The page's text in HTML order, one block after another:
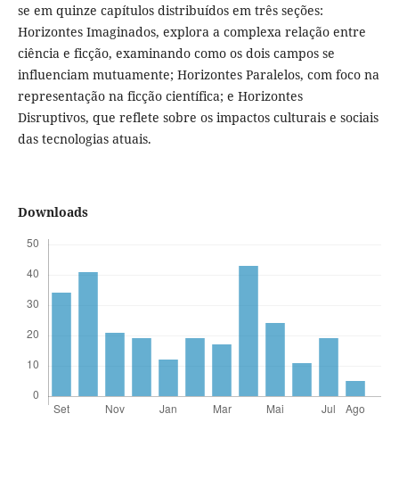
se em quinze capítulos distribuídos em três seções:
Horizontes Imaginados, explora a complexa relação entre
ciência e ficção, examinando como os dois campos se
influenciam mutuamente; Horizontes Paralelos, com foco na
representação na ficção científica; e Horizontes
Disruptivos, que reflete sobre os impactos culturais e sociais
das tecnologias atuais.
Downloads